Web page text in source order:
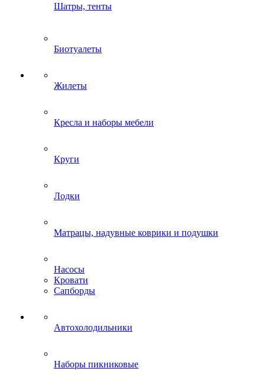
Шатры, тенты
Биотуалеты
Жилеты
Кресла и наборы мебели
Круги
Лодки
Матрацы, надувные коврики и подушки
Насосы
Кровати
Сапборды
Автохолодильники
Наборы пикниковые